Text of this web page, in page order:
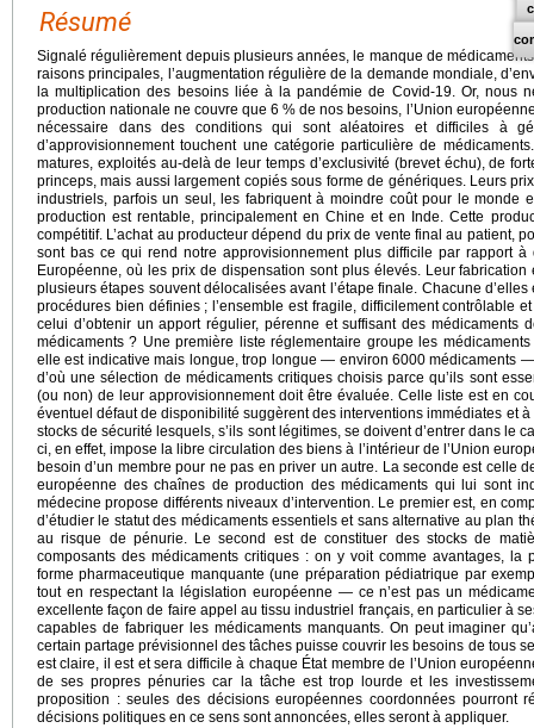
Résumé
Signalé régulièrement depuis plusieurs années, le manque de
raisons principales, l’augmentation régulière de la demande mondiale,
la multiplication des besoins liée à la pandémie de Covid-19. Or, nous
production nationale ne couvre que 6 % de nos besoins, l’Union
nécessaire dans des conditions qui sont aléatoires et difficiles à
d’approvisionnement touchent une catégorie particulière de
matures, exploités au-delà de leur temps d’exclusivité (brevet échu), de
princeps, mais aussi largement copiés sous forme de génériques. Leurs
industriels, parfois un seul, les fabriquent à moindre coût pour le monde
production est rentable, principalement en Chine et en Inde. Cette
compétitif. L’achat au producteur dépend du prix de vente final au patient,
sont bas ce qui rend notre approvisionnement plus difficile par rapport à
Européenne, où les prix de dispensation sont plus élevés. Leur
plusieurs étapes souvent délocalisées avant l’étape finale. Chacune
procédures bien définies ; l’ensemble est fragile, difficilement contrôlable
celui d’obtenir un apport régulier, pérenne et suffisant des médicaments
médicaments ? Une première liste réglementaire groupe les
elle est indicative mais longue, trop longue — environ 6000 médicaments
d’où une sélection de médicaments critiques choisis parce qu’ils sont
(ou non) de leur approvisionnement doit être évaluée. Celle liste est en
éventuel défaut de disponibilité suggèrent des interventions immédiates et
stocks de sécurité lesquels, s’ils sont légitimes, se doivent d’entrer dans le
ci, en effet, impose la libre circulation des biens à l’intérieur de l’Union
besoin d’un membre pour ne pas en priver un autre. La seconde est celle
européenne des chaînes de production des médicaments qui lui sont
médecine propose différents niveaux d’intervention. Le premier est, en
d’étudier le statut des médicaments essentiels et sans alternative au plan
au risque de pénurie. Le second est de constituer des stocks de
composants des médicaments critiques : on y voit comme avantages,
forme pharmaceutique manquante (une préparation pédiatrique par
tout en respectant la législation européenne — ce n’est pas un
excellente façon de faire appel au tissu industriel français, en particulier à
capables de fabriquer les médicaments manquants. On peut imaginer
certain partage prévisionnel des tâches puisse couvrir les besoins de tous
est claire, il est et sera difficile à chaque État membre de l’Union
de ses propres pénuries car la tâche est trop lourde et les
proposition : seules des décisions européennes coordonnées pourront
décisions politiques en ce sens sont annoncées, elles seront à appliquer.